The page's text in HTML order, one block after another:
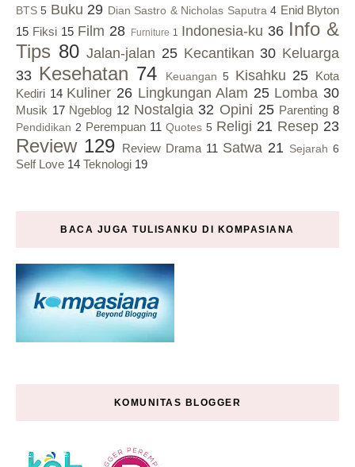
BTS 5 Buku 29 Dian Sastro & Nicholas Saputra 4 Enid Blyton
15 Fiksi 15 Film 28 Furniture 1 Indonesia-ku 36 Info &
Tips 80 Jalan-jalan 25 Kecantikan 30 Keluarga
33 Kesehatan 74 Keuangan 5 Kisahku 25 Kota
Kediri 14 Kuliner 26 Lingkungan Alam 25 Lomba 30
Musik 17 Ngeblog 12 Nostalgia 32 Opini 25 Parenting 8
Pendidikan 2 Perempuan 11 Quotes 5 Religi 21 Resep 23
Review 129 Review Drama 11 Satwa 21 Sejarah 6
Self Love 14 Teknologi 19
BACA JUGA TULISANKU DI KOMPASIANA
KOMUNITAS BLOGGER